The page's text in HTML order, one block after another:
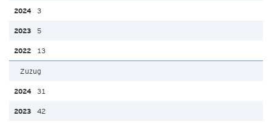
3
5
13
Zuzug
31
42